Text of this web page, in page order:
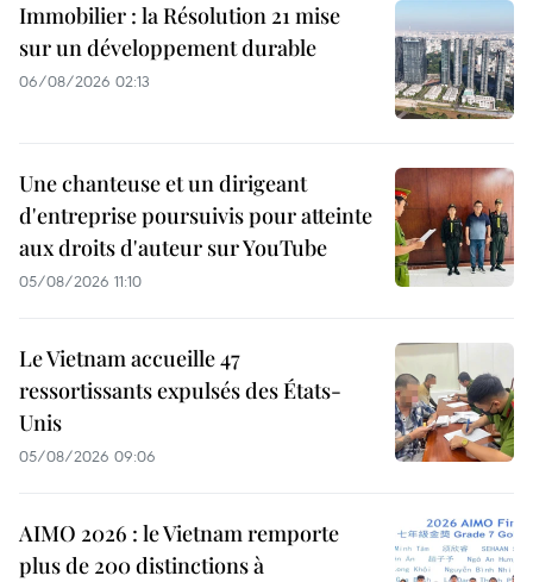
Immobilier : la Résolution 21 mise
sur un développement durable
06/08/2026 02:13
Une chanteuse et un dirigeant
d'entreprise poursuivis pour atteinte
aux droits d'auteur sur YouTube
05/08/2026 11:10
Le Vietnam accueille 47
ressortissants expulsés des États-
Unis
05/08/2026 09:06
AIMO 2026 : le Vietnam remporte
plus de 200 distinctions à